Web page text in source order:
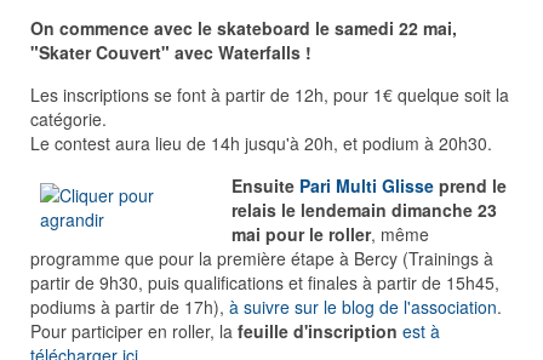
On commence avec le skateboard le samedi 22 mai,
"Skater Couvert" avec Waterfalls !
Les inscriptions se font à partir de 12h, pour 1€ quelque soit la
catégorie.
Le contest aura lieu de 14h jusqu'à 20h, et podium à 20h30.
Ensuite Pari Multi Glisse prend le
relais le lendemain dimanche 23
mai pour le roller, même
programme que pour la première étape à Bercy (Trainings à
partir de 9h30, puis qualifications et finales à partir de 15h45,
podiums à partir de 17h), à suivre sur le blog de l'association.
Pour participer en roller, la feuille d'inscription est à